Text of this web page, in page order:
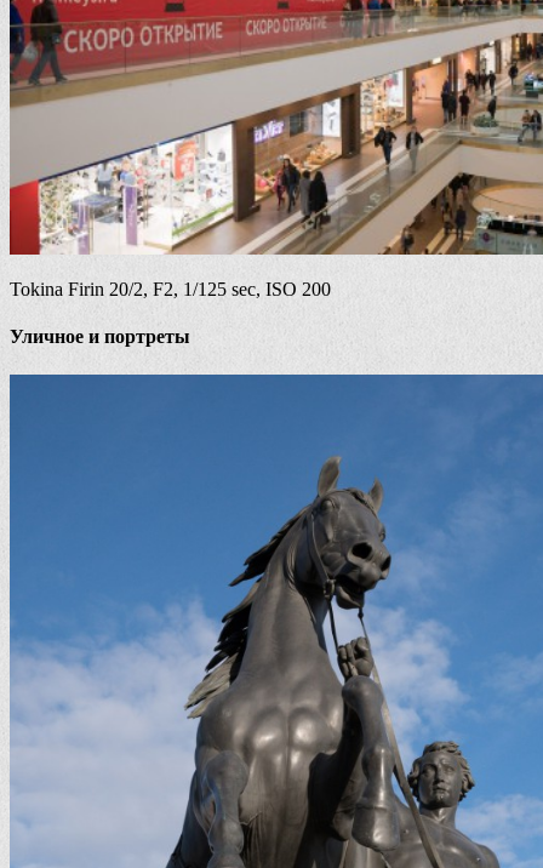
Tokina Firin 20/2, F2, 1/125 sec, ISO 200
Уличное и портреты